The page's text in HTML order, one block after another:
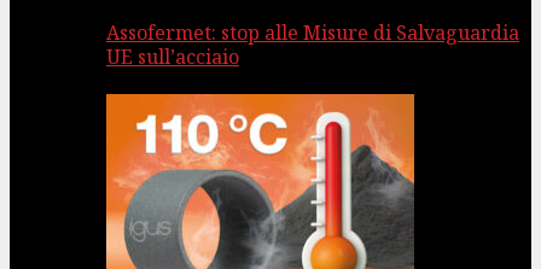
Assofermet: stop alle Misure di Salvaguardia
UE sull’acciaio